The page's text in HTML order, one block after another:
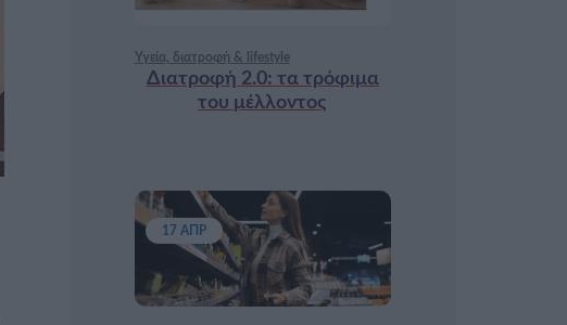
Υγεία, διατροφή & lifestyle
Διατροφή 2.0: τα τρόφιμα
του μέλλοντος
17 ΑΠΡ